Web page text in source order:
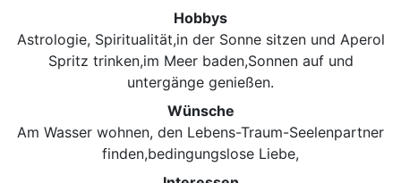
Hobbys
Astrologie, Spiritualität,in der Sonne sitzen und Aperol
Spritz trinken,im Meer baden,Sonnen auf und
untergänge genießen.
Wünsche
Am Wasser wohnen, den Lebens-Traum-Seelenpartner
finden,bedingungslose Liebe,